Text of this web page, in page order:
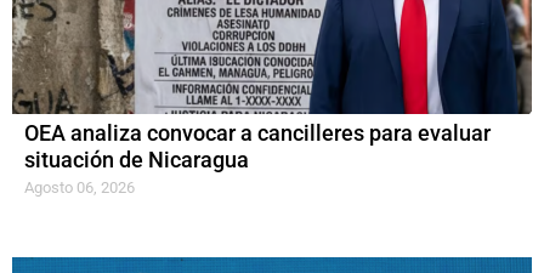
OEA analiza convocar a cancilleres para evaluar
situación de Nicaragua
Agosto 06, 2026